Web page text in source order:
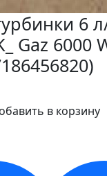
6
Gaz 6000
в корзину